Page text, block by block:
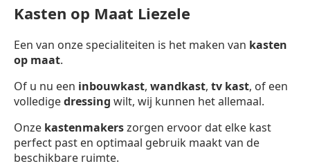
Kasten op Maat Liezele
Een van onze specialiteiten is het maken van kasten
op maat.
Of u nu een inbouwkast, wandkast, tv kast, of een
volledigedressing wilt, wij kunnen het allemaal.
Onze kastenmakerszorgen ervoor dat elke kast
perfect past en optimaal gebruik maakt van de
beschikbare ruimte.